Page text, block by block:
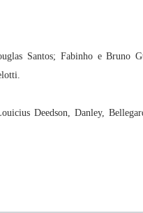
Santos; Fabinho e Bruno
Deedson, Danley,